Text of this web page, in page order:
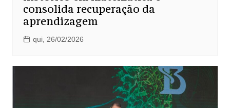
consolida recuperação da
aprendizagem
qui, 26/02/2026